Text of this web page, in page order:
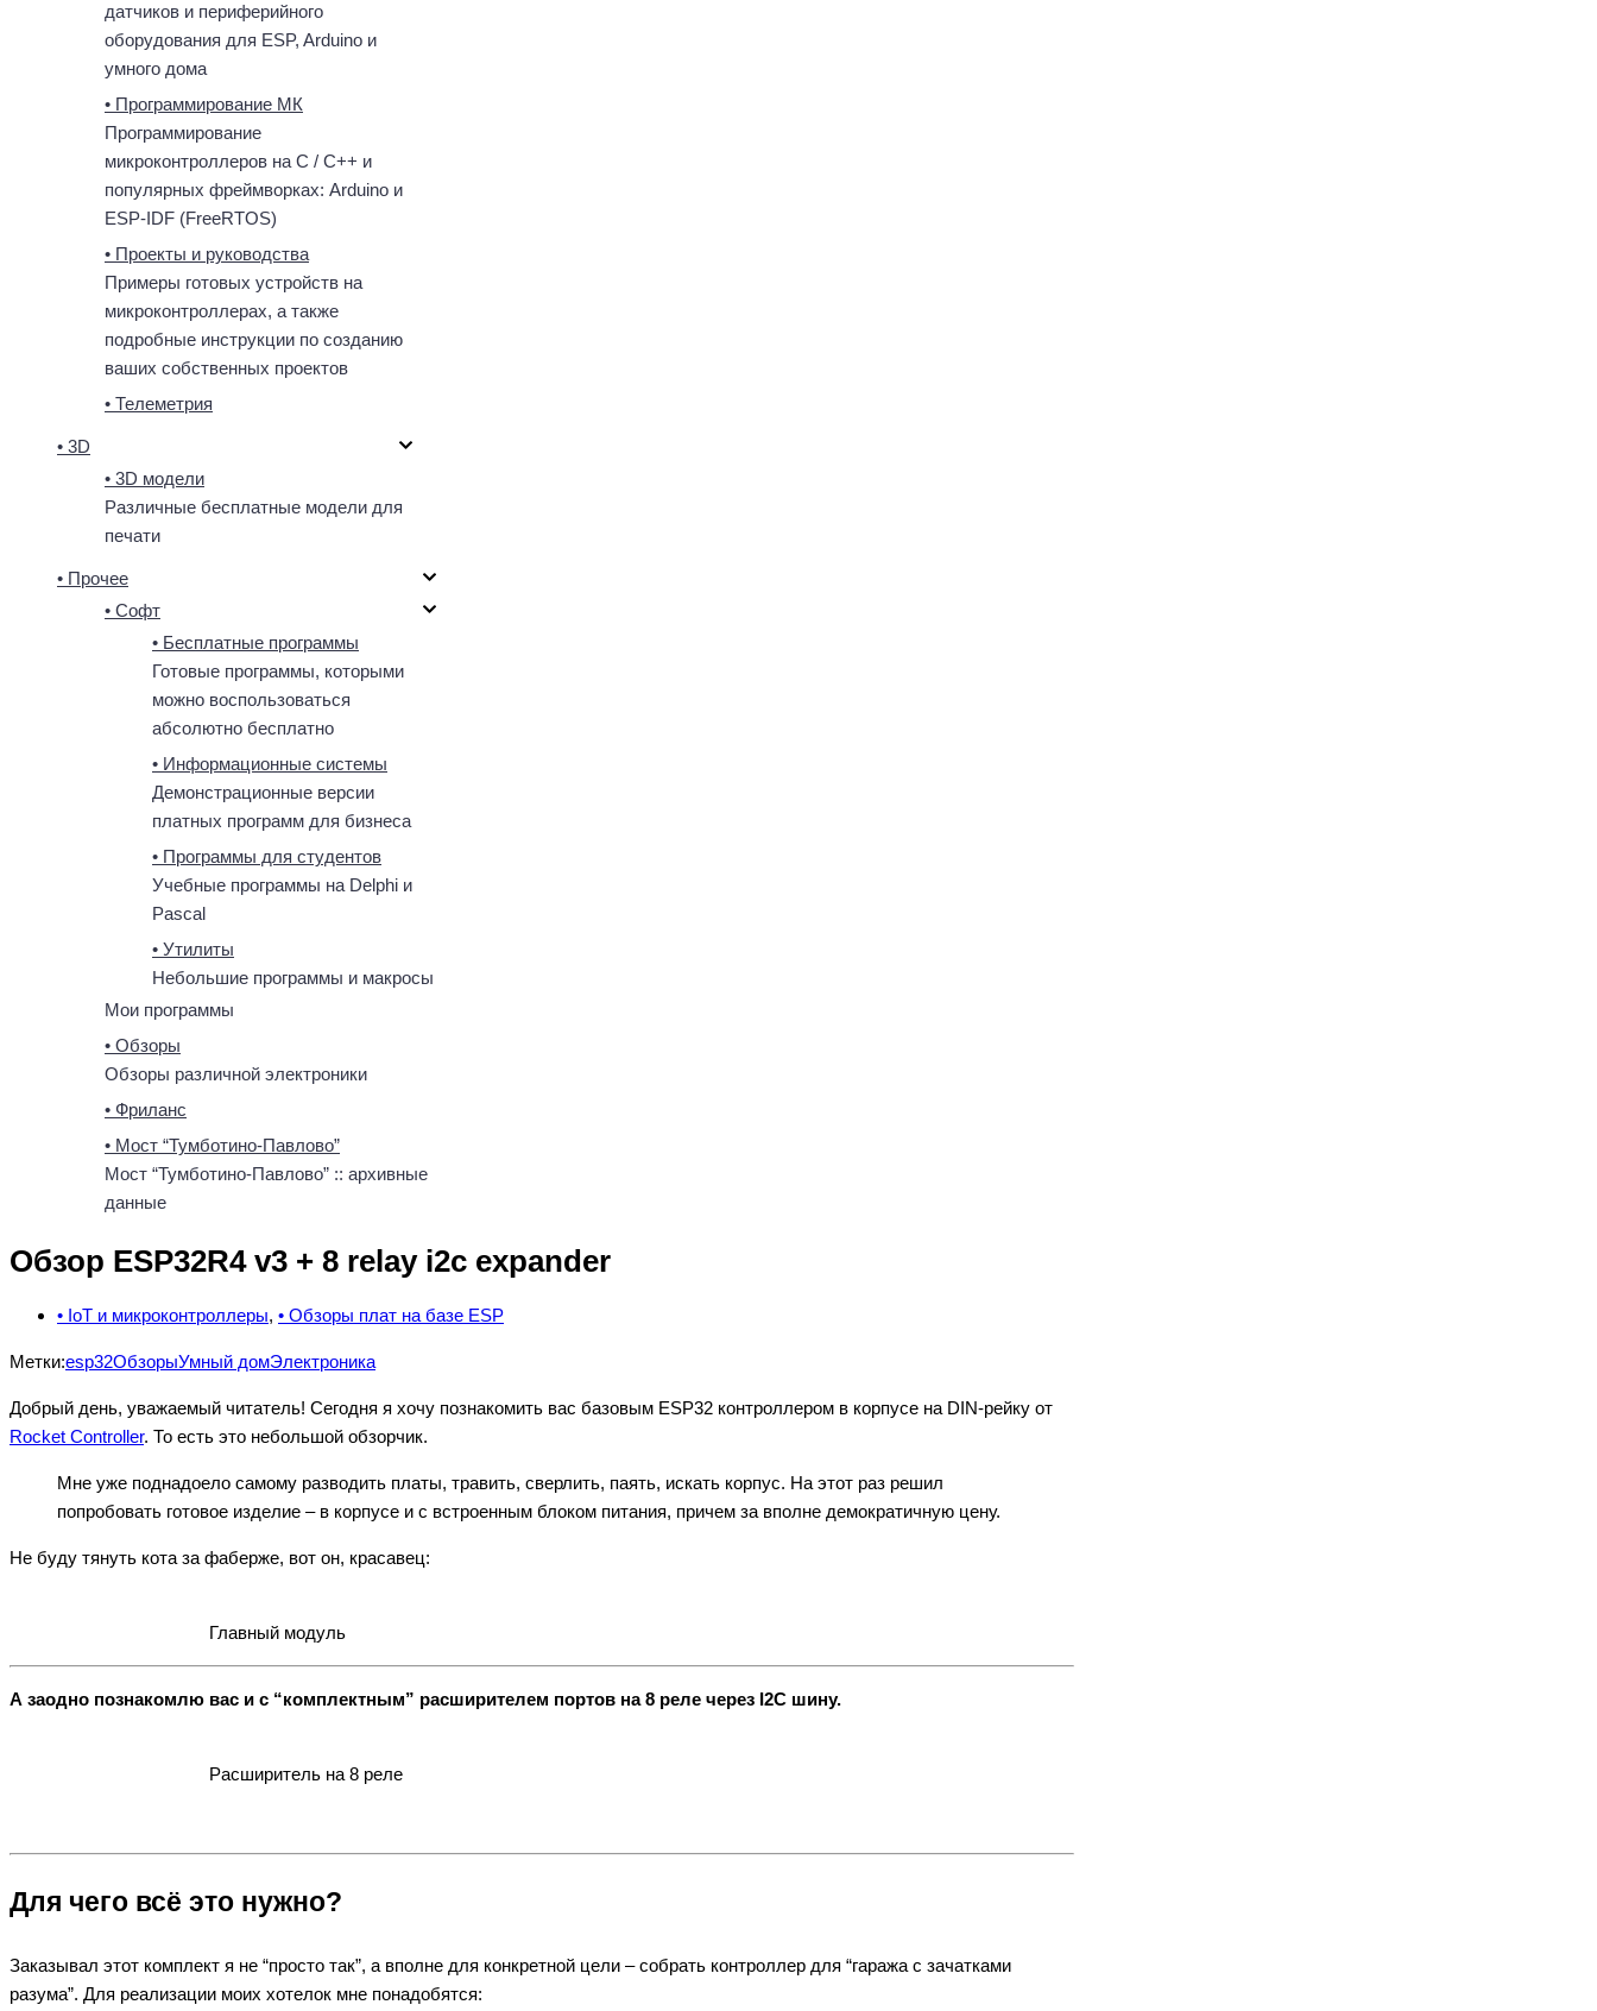
датчиков и периферийного
оборудования для ESP, Arduino и
умного дома
• Программирование МК
Программирование
микроконтроллеров на C / C++ и
популярных фреймворках: Arduino и
ESP-IDF (FreeRTOS)
• Проекты и руководства
Примеры готовых устройств на
микроконтроллерах, а также
подробные инструкции по созданию
ваших собственных проектов
• Телеметрия
• 3D
• 3D модели
Различные бесплатные модели для
печати
• Прочее
• Софт
• Бесплатные программы
Готовые программы, которыми
можно воспользоваться
абсолютно бесплатно
• Информационные системы
Демонстрационные версии
платных программ для бизнеса
• Программы для студентов
Учебные программы на Delphi и
Pascal
• Утилиты
Небольшие программы и макросы
Мои программы
• Обзоры
Обзоры различной электроники
• Фриланс
• Мост “Тумботино-Павлово”
Мост “Тумботино-Павлово” :: архивные
данные
Обзор ESP32R4 v3 + 8 relay i2c expander
• IoT и микроконтроллеры, • Обзоры плат на базе ESP
Метки:esp32ОбзорыУмный домЭлектроника
Добрый день, уважаемый читатель! Сегодня я хочу познакомить вас базовым ESP32 контроллером в корпусе на DIN-рейку от
Rocket Controller. То есть это небольшой обзорчик.
Мне уже поднадоело самому разводить платы, травить, сверлить, паять, искать корпус. На этот раз решил
попробовать готовое изделие – в корпусе и с встроенным блоком питания, причем за вполне демократичную цену.
Не буду тянуть кота за фаберже, вот он, красавец:
Главный модуль
А заодно познакомлю вас и с “комплектным” расширителем портов на 8 реле через I2C шину.
Расширитель на 8 реле
Для чего всё это нужно?
Заказывал этот комплект я не “просто так”, а вполне для конкретной цели – собрать контроллер для “гаража с зачатками
разума”. Для реализации моих хотелок мне понадобятся: